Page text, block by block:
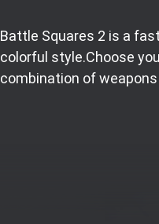
Battle Squares 2 is a
colorful style.Choose
combination of